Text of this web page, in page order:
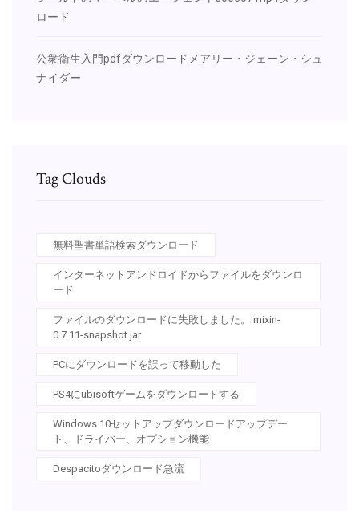
ロード
公衆衛生入門pdfダウンロードメアリー・ジェーン・シュ
ナイダー
Tag Clouds
無料聖書単語検索ダウンロード
インターネットアンドロイドからファイルをダウンロ
ード
ファイルのダウンロードに失敗しました。 mixin-
0.7.11-snapshot.jar
PCにダウンロードを誤って移動した
PS4にubisoftゲームをダウンロードする
Windows 10セットアップダウンロードアップデー
ト、ドライバー、オプション機能
Despacitoダウンロード急流